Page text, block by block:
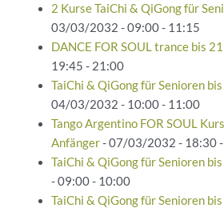
2 Kurse TaiChi & QiGong für
03/03/2032 - 09:00 - 11:15
DANCE FOR SOUL trance bis
19:45 - 21:00
TaiChi & QiGong für Senioren
04/03/2032 - 10:00 - 11:00
Tango Argentino FOR SOUL
Anfänger- 07/03/2032 - 18:30
TaiChi & QiGong für Senioren
- 09:00 - 10:00
TaiChi & QiGong für Senioren